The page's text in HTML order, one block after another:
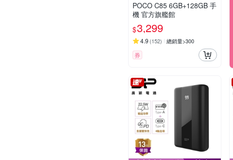
POCO C85 6GB+128GB 手
機 官方旗艦館
$3,299
4.9 (152) 總銷量>300
券